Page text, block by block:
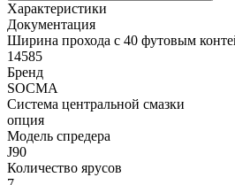
Характеристики
Документация
Ширина прохода с 40 футовым
14585
Бренд
SOCMA
Система центральной смазки
опция
Модель спредера
J90
Количество ярусов